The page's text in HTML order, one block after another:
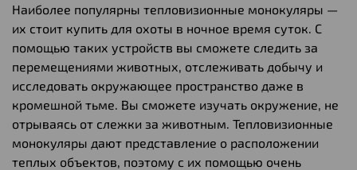
Наиболее популярны тепловизионные монокуляры —
их стоит купить для охоты в ночное время суток. С
помощью таких устройств вы сможете следить за
перемещениями животных, отслеживать добычу и
исследовать окружающее пространство даже в
кромешной тьме. Вы сможете изучать окружение, не
отрываясь от слежки за животным. Тепловизионные
монокуляры дают представление о расположении
теплых объектов, поэтому с их помощью очень